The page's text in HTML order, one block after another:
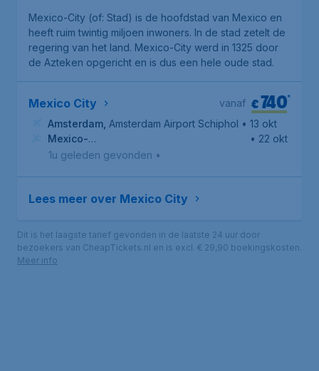
Mexico-City (of: Stad) is de hoofdstad van Mexico en
heeft ruim twintig miljoen inwoners. In de stad zetelt de
regering van het land. Mexico-City werd in 1325 door
de Azteken opgericht en is dus een hele oude stad.
Mexico City €740*
vanaf
Amsterdam Amsterdam Airport Schiphol • 13 okt
Mexico-
Stad, Internationale luchthaven van Mexico-Stad
• 22 okt
1u geleden gevonden •
Lees meer over Mexico City
Dit is het laagste tarief gevonden in de laatste 24 uur door
bezoekers van CheapTickets.nl en is excl. € 29,90 boekingskosten.
Meer info